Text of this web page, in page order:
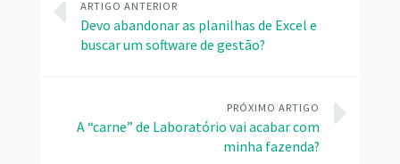
ARTIGO ANTERIOR
Devo abandonar as planilhas de Excel e
buscar um software de gestão?
PRÓXIMO ARTIGO
A “carne” de Laboratório vai acabar com
minha fazenda?